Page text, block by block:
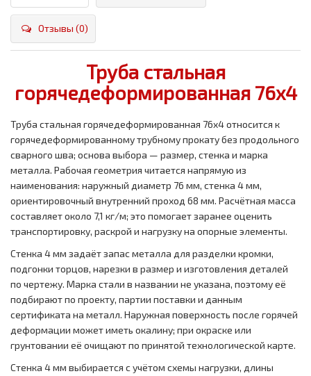
Отзывы (0)
Труба стальная
горячедеформированная 76x4
Труба стальная горячедеформированная 76x4 относится к
горячедеформированному трубному прокату без продольного
сварного шва; основа выбора — размер, стенка и марка
металла. Рабочая геометрия читается напрямую из
наименования: наружный диаметр 76 мм, стенка 4 мм,
ориентировочный внутренний проход 68 мм. Расчётная масса
составляет около 7,1 кг/м; это помогает заранее оценить
транспортировку, раскрой и нагрузку на опорные элементы.
Стенка 4 мм задаёт запас металла для разделки кромки,
подгонки торцов, нарезки в размер и изготовления деталей
по чертежу. Марка стали в названии не указана, поэтому её
подбирают по проекту, партии поставки и данным
сертификата на металл. Наружная поверхность после горячей
деформации может иметь окалину; при окраске или
грунтовании её очищают по принятой технологической карте.
Стенка 4 мм выбирается с учётом схемы нагрузки, длины